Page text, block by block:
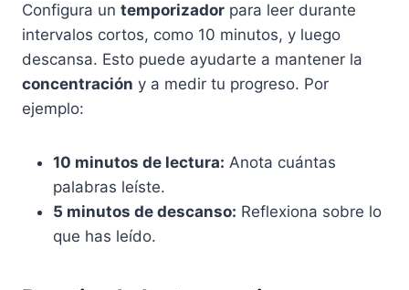
Configura un temporizador para leer durante
intervalos cortos, como 10 minutos, y luego
descansa. Esto puede ayudarte a mantener la
concentración y a medir tu progreso. Por
ejemplo:
10 minutos de lectura: Anota cuántas
palabras leíste.
5 minutos de descanso: Reflexiona sobre lo
que has leído.